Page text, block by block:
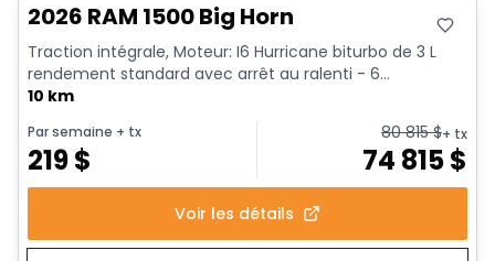
2026 RAM 1500 Big Horn
Traction intégrale, Moteur: I6 Hurricane biturbo de 3 L
rendement standard avec arrêt au ralenti - 6...
10 km
Par semaine + tx
219$
80 815$+ tx
74 815$
Voir les détails